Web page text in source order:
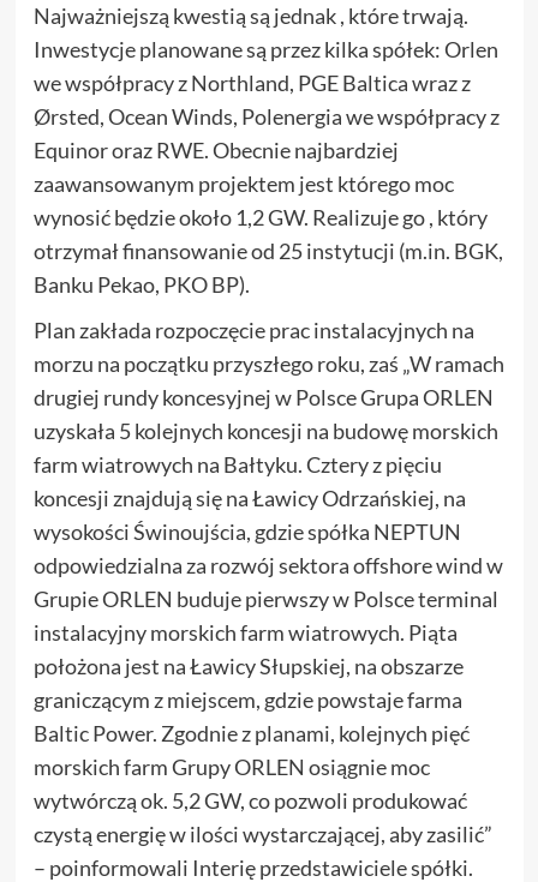
Najważniejszą kwestią są jednak , które trwają.
Inwestycje planowane są przez kilka spółek: Orlen
we współpracy z Northland, PGE Baltica wraz z
Ørsted, Ocean Winds, Polenergia we współpracy z
Equinor oraz RWE. Obecnie najbardziej
zaawansowanym projektem jest którego moc
wynosić będzie około 1,2 GW. Realizuje go , który
otrzymał finansowanie od 25 instytucji (m.in. BGK,
Banku Pekao, PKO BP).
Plan zakłada rozpoczęcie prac instalacyjnych na
morzu na początku przyszłego roku, zaś „W ramach
drugiej rundy koncesyjnej w Polsce Grupa ORLEN
uzyskała 5 kolejnych koncesji na budowę morskich
farm wiatrowych na Bałtyku. Cztery z pięciu
koncesji znajdują się na Ławicy Odrzańskiej, na
wysokości Świnoujścia, gdzie spółka NEPTUN
odpowiedzialna za rozwój sektora offshore wind w
Grupie ORLEN buduje pierwszy w Polsce terminal
instalacyjny morskich farm wiatrowych. Piąta
położona jest na Ławicy Słupskiej, na obszarze
graniczącym z miejscem, gdzie powstaje farma
Baltic Power. Zgodnie z planami, kolejnych pięć
morskich farm Grupy ORLEN osiągnie moc
wytwórczą ok. 5,2 GW, co pozwoli produkować
czystą energię w ilości wystarczającej, aby zasilić”
– poinformowali Interię przedstawiciele spółki.